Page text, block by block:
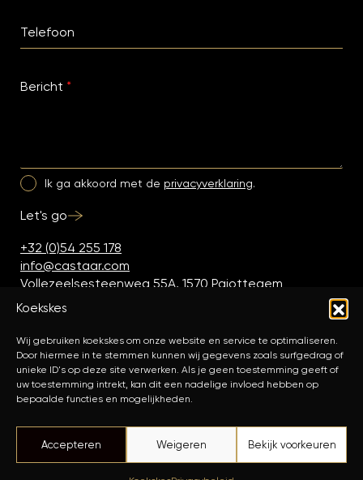
Koekskes
Wij gebruiken koekskes om onze website en service te optimaliseren.
Door hiermee in te stemmen kunnen wij gegevens zoals surfgedrag of
unieke ID's op deze site verwerken. Als je geen toestemming geeft of
uw toestemming intrekt, kan dit een nadelige invloed hebben op
bepaalde functies en mogelijkheden.
Accepteren Weigeren Bekijk voorkeuren
Telefoon
Bericht *
Ik ga akkoord met de privacyverklaring.
Let's go
+32 (0)54 255 178
info@castaar.com
Vollezeelsesteenweg 55A, 1570 Pajottegem